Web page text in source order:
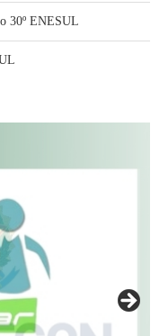
30º ENESUL